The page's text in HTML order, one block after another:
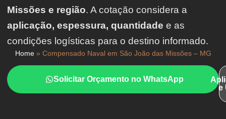
Missões e região. A cotação considera a
aplicação, espessura, quantidade e as
condições logísticas para o destino informado.
Home» Compensado Naval em São João das Missões – MG
Solicitar Orçamento no WhatsApp
e